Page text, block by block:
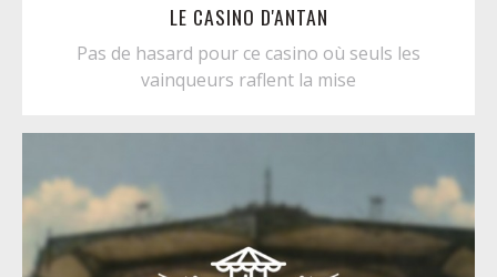
LE CASINO D'ANTAN
Pas de hasard pour ce casino où seuls les
vainqueurs raflent la mise